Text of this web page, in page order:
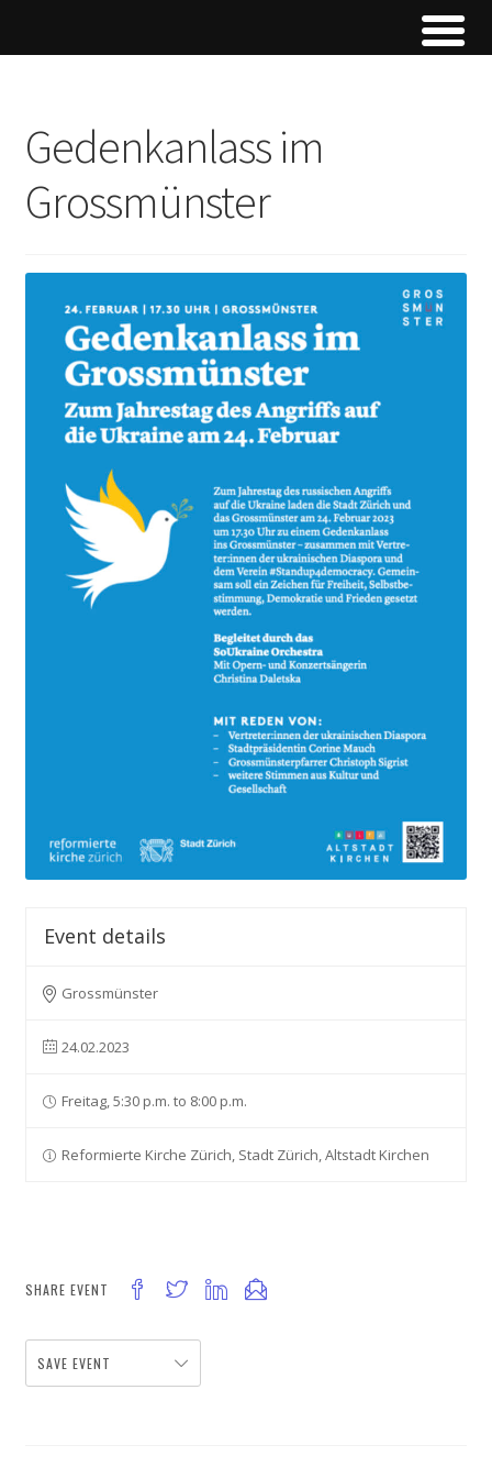
Gedenkanlass im
Grossmünster
Event details
Grossmünster
24.02.2023
Freitag, 5:30 p.m. to 8:00 p.m.
Reformierte Kirche Zürich, Stadt Zürich, Altstadt Kirchen
SHARE EVENT
SAVE EVENT